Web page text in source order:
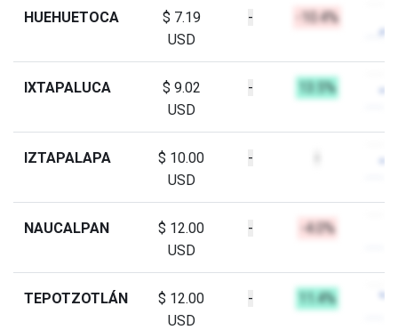
HUEHUETOCA
$ 7.19
USD
- -10.4%
IXTAPALUCA
$ 9.02
USD
- 13.5%
IZTAPALAPA
$ 10.00
USD
-
NAUCALPAN
$ 12.00
USD
- -4.0%
TEPOTZOTLÁN
$ 12.00
USD
- 11.4%